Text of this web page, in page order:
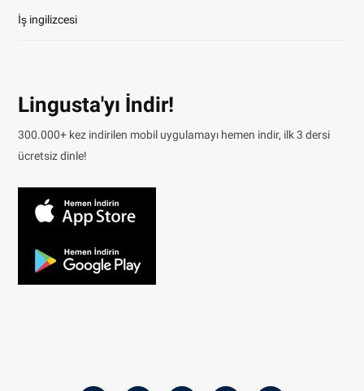
İş ingilizcesi
Lingusta'yı İndir!
300.000+ kez indirilen mobil uygulamayı hemen indir, ilk 3 dersi
ücretsiz dinle!